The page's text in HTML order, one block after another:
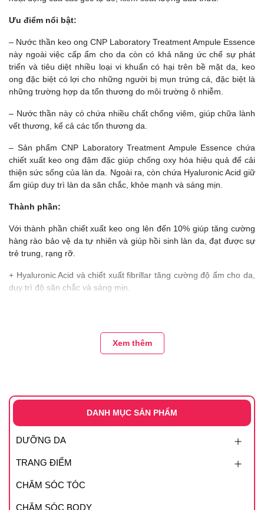
Ưu điểm nổi bật:
– Nước thần keo ong CNP Laboratory Treatment Ampule Essence
này ngoài việc cấp ẩm cho da còn có khả năng ức chế sự phát
triển và tiêu diệt nhiều loại vi khuẩn có hại trên bề mặt da, keo
ong đặc biệt có lợi cho những người bị mụn trứng cá, đặc biệt là
những trường hợp da tổn thương do môi trường ô nhiễm.
– Nước thần này có chứa nhiều chất chống viêm, giúp chữa lành
vết thương, kể cả các tổn thương da.
– Sản phẩm CNP Laboratory Treatment Ampule Essence chứa
chiết xuất keo ong đậm đặc giúp chống oxy hóa hiệu quả để cải
thiện sức sống của làn da. Ngoài ra, còn chứa Hyaluronic Acid giữ
ẩm giúp duy trì làn da săn chắc, khỏe mạnh và sáng mịn.
Thành phần:
Với thành phần chiết xuất keo ong lên đến 10% giúp tăng cường
hàng rào bảo vệ da tự nhiên và giúp hồi sinh làn da, đạt được sự
trẻ trung, rạng rỡ.
+ Hyaluronic Acid và chiết xuất fibrillar tăng cường độ ẩm cho da,
duy trì độ săn chắc và sáng mịn.
+ Adenosine làm giảm nếp nhăn và tăng cường độ đàn hồi cho da
cho kết quả chống lão hóa hiệu quả.
Hướng dẫn sử dụng :
– Ở bước đầu tiên sau khi rửa mặt, sử dụng thay toner.
– Thoa đều một lượng vừa đủ lên mặt. Khi sử dụng ở giai đoạn
trước serum sẽ giúp serum được hấp thụ tốt hơn
Xem thêm
DANH MỤC SẢN PHẨM
DƯỠNG DA
TRANG ĐIỂM
CHĂM SÓC TÓC
CHĂM SÓC BODY